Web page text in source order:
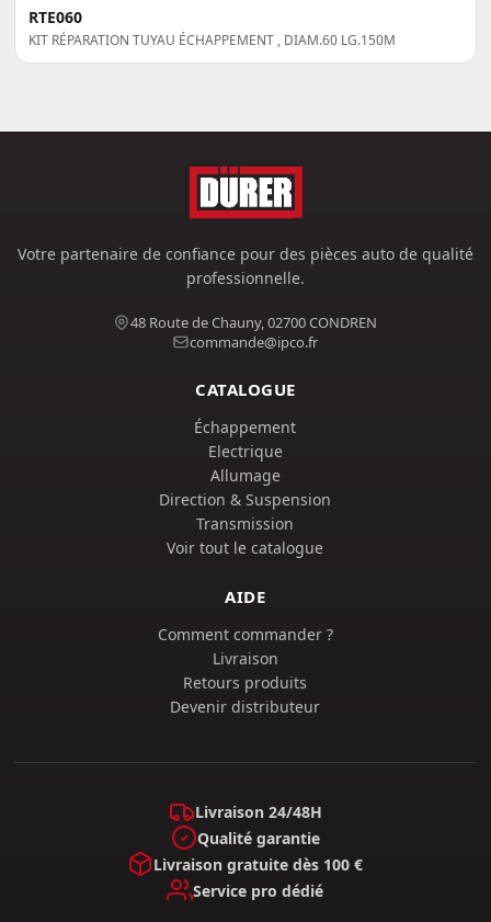
RTE060
KIT RÉPARATION TUYAU ÉCHAPPEMENT , DIAM.60 LG.150M
Votre partenaire de confiance pour des pièces auto de qualité
professionnelle.
48 Route de Chauny, 02700 CONDREN
commande@ipco.fr
CATALOGUE
Échappement
Electrique
Allumage
Direction & Suspension
Transmission
Voir tout le catalogue
AIDE
Comment commander ?
Livraison
Retours produits
Devenir distributeur
Livraison 24/48H
Qualité garantie
Livraison gratuite dès 100 €
Service pro dédié